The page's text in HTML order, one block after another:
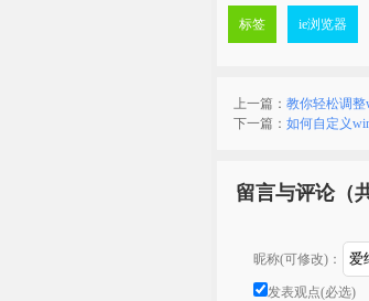
标签 ie浏览器
上一篇： 教你轻松调整
下一篇： 如何自定义
留言与评论（
昵称(可修改)：
发表观点(必选)